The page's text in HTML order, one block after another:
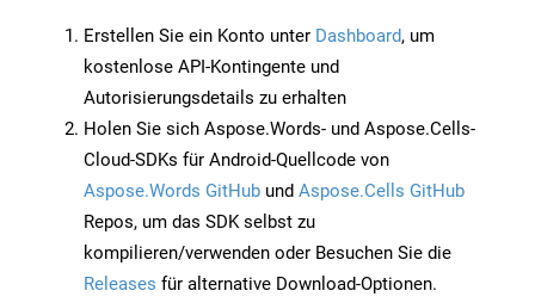
Erstellen Sie ein Konto unter Dashboard, um
kostenlose API-Kontingente und
Autorisierungsdetails zu erhalten
Holen Sie sich Aspose.Words- und Aspose.Cells-
Cloud-SDKs für Android-Quellcode von
Aspose.Words GitHub und Aspose.Cells GitHub
Repos, um das SDK selbst zu
kompilieren/verwenden oder Besuchen Sie die
Releases für alternative Download-Optionen.